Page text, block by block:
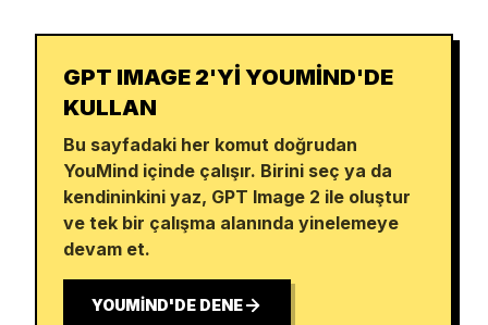
GPT IMAGE 2'YI YOUMIND'DE
KULLAN
Bu sayfadaki her komut doğrudan
YouMind içinde çalışır. Birini seç ya da
kendininkini yaz, GPT Image 2 ile oluştur
ve tek bir çalışma alanında yinelemeye
devam et.
YOUMIND'DE DENE